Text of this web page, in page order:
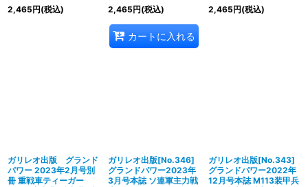
2,465円(税込)
2,465円(税込)
カートに入れる
2,465円(税込)
ガリレオ出版 グランド
パワー 2023年2月号別
冊 重戦車ティーガー
ガリレオ出版[No.346]
グランドパワー2023年
3月号本誌 ソ連軍主力戦
ガリレオ出版[No.343]
グランドパワー2022年
12月号本誌 M113装甲兵